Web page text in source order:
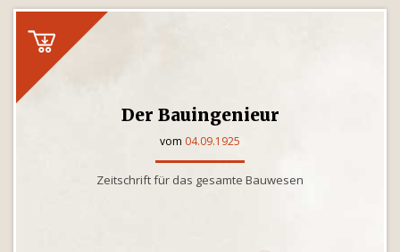
Der Bauingenieur
vom 04.09.1925
Zeitschrift für das gesamte Bauwesen